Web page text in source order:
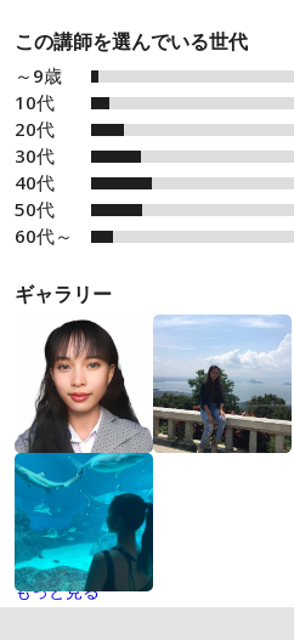
この講師を選んでいる世代
～9歳
10代
20代
30代
40代
50代
60代～
ギャラリー
もっと見る